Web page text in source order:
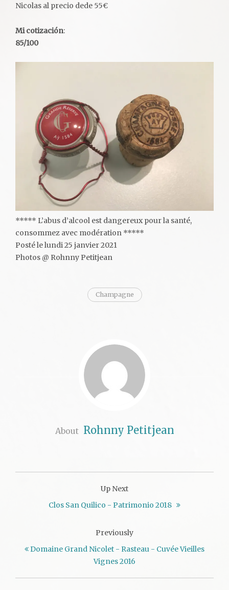
Nicolas al precio dede 55€
Mi cotización:
85/100
***** L’abus d’alcool est dangereux pour la santé,
consommez avec modération *****
Posté le lundi 25 janvier 2021
Photos @ Rohnny Petitjean
Champagne
About Rohnny Petitjean
Up Next
Clos San Quilico - Patrimonio 2018
Previously
Domaine Grand Nicolet - Rasteau - Cuvée Vieilles
Vignes 2016